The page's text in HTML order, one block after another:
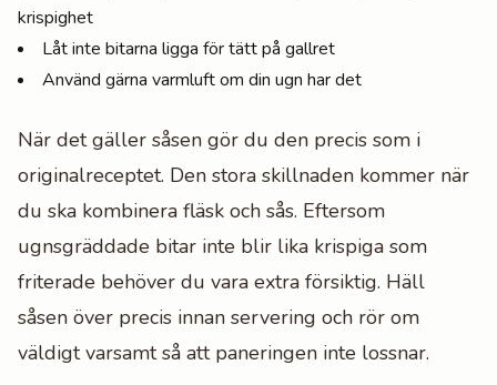
krispighet
Låt inte bitarna ligga för tätt på gallret
Använd gärna varmluft om din ugn har det
När det gäller såsen gör du den precis som i
originalreceptet. Den stora skillnaden kommer när
du ska kombinera fläsk och sås. Eftersom
ugnsgräddade bitar inte blir lika krispiga som
friterade behöver du vara extra försiktig. Häll
såsen över precis innan servering och rör om
väldigt varsamt så att paneringen inte lossnar.